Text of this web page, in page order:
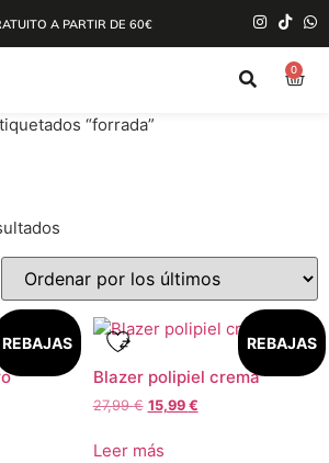
A PARTIR DE 60€
0
“forrada”
REBAJAS REBAJAS
Blazer polipiel crema
27,99€ 15,99 €
Leer más